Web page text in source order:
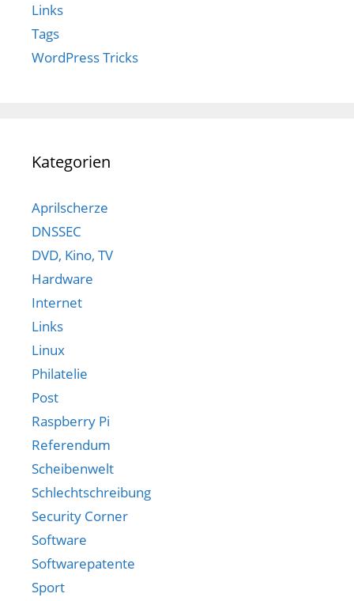
Links
Tags
WordPress Tricks
Kategorien
Aprilscherze
DNSSEC
DVD, Kino, TV
Hardware
Internet
Links
Linux
Philatelie
Post
Raspberry Pi
Referendum
Scheibenwelt
Schlechtschreibung
Security Corner
Software
Softwarepatente
Sport